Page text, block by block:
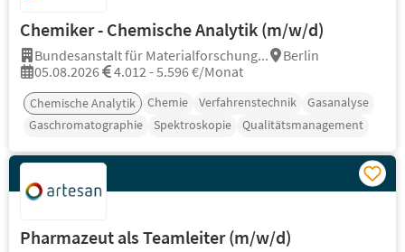
Chemiker - Chemische Analytik (m/w/d)
Bundesanstalt für Materialforschung...
Berlin
05.08.2026
4.012 - 5.596 €/Monat
Chemische Analytik Chemie Verfahrenstechnik
Gasanalyse
Gaschromatographie
Spektroskopie Qualitätsmanagement
Pharmazeut als Teamleiter (m/w/d)